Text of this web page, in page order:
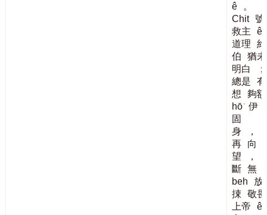
ê
。
Chit 號
救主
ê
道理
約
伯
猶未
明白
；
總是
有
想
夠額
hō͘ 伊
固
身
，
再
向
望
，
斷 無
beh
放
捒 敬畏
上帝
ê